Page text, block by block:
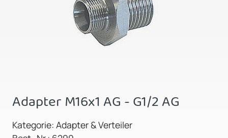
Adapter M16x1 AG - G1/2 AG
Kategorie: Adapter & Verteiler